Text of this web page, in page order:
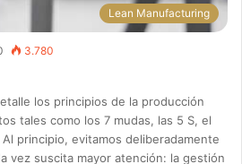
Lean Manufacturing
3.780
los principios de la producción
tales como los 7 mudas, las 5 S, el
principio, evitamos deliberadamente
vez suscita mayor atención: la gestión